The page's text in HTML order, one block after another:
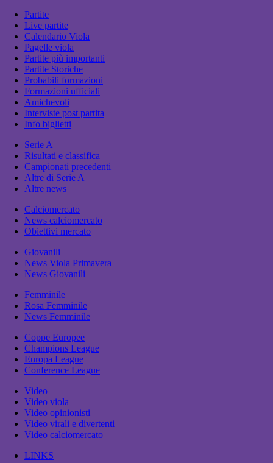
Partite
Live partite
Calendario Viola
Pagelle viola
Partite più importanti
Partite Storiche
Probabili formazioni
Formazioni ufficiali
Amichevoli
Interviste post partita
Info biglietti
Serie A
Risultati e classifica
Campionati precedenti
Altre di Serie A
Altre news
Calciomercato
News calciomercato
Obiettivi mercato
Giovanili
News Viola Primavera
News Giovanili
Femminile
Rosa Femminile
News Femminile
Coppe Europee
Champions League
Europa League
Conference League
Video
Video viola
Video opinionisti
Video virali e divertenti
Video calciomercato
LINKS